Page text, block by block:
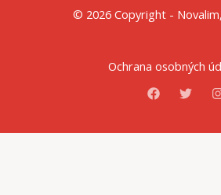
© 2026 Copyright -
Ochrana osobných